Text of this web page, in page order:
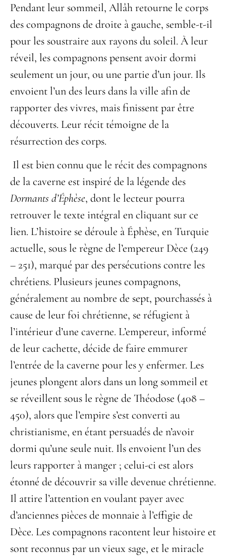
Pendant leur sommeil, Allâh retourne le corps
des compagnons de droite à gauche, semble-t-il
pour les soustraire aux rayons du soleil. À leur
réveil, les compagnons pensent avoir dormi
seulement un jour, ou une partie d’un jour. Ils
envoient l’un des leurs dans la ville afin de
rapporter des vivres, mais finissent par être
découverts. Leur récit témoigne de la
résurrection des corps.
Il est bien connu que le récit des compagnons
de la caverne est inspiré de la légende des
Dormants d’Éphèse, dont le lecteur pourra
retrouver le texte intégral en cliquant sur ce
lien. L’histoire se déroule à Éphèse, en Turquie
actuelle, sous le règne de l’empereur Dèce (249
– 251), marqué par des persécutions contre les
chrétiens. Plusieurs jeunes compagnons,
généralement au nombre de sept, pourchassés à
cause de leur foi chrétienne, se réfugient à
l’intérieur d’une caverne. L’empereur, informé
de leur cachette, décide de faire emmurer
l’entrée de la caverne pour les y enfermer. Les
jeunes plongent alors dans un long sommeil et
se réveillent sous le règne de Théodose (408 –
450), alors que l’empire s’est converti au
christianisme, en étant persuadés de n’avoir
dormi qu’une seule nuit. Ils envoient l’un des
leurs rapporter à manger ; celui-ci est alors
étonné de découvrir sa ville devenue chrétienne.
Il attire l’attention en voulant payer avec
d’anciennes pièces de monnaie à l’effigie de
Dèce. Les compagnons racontent leur histoire et
sont reconnus par un vieux sage, et le miracle